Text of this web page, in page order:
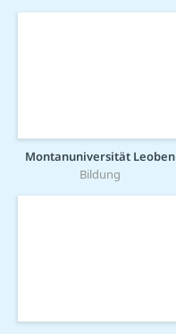
Montanuniversität Leoben
Bildung